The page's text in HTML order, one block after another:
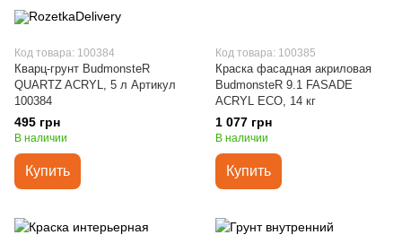
Код товара: 100384
Кварц-грунт BudmonsteR
QUARTZ ACRYL, 5 л Артикул
100384
495 грн
В наличии
Купить
Код товара: 100385
Краска фасадная акриловая
BudmonsteR 9.1 FASADE
ACRYL ECO, 14 кг
1 077 грн
В наличии
Купить